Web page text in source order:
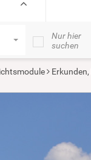
Nur hier
suchen